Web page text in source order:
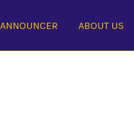
ANNOUNCER ABOUT US